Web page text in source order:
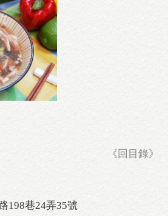
《回目錄》
198巷24弄35號